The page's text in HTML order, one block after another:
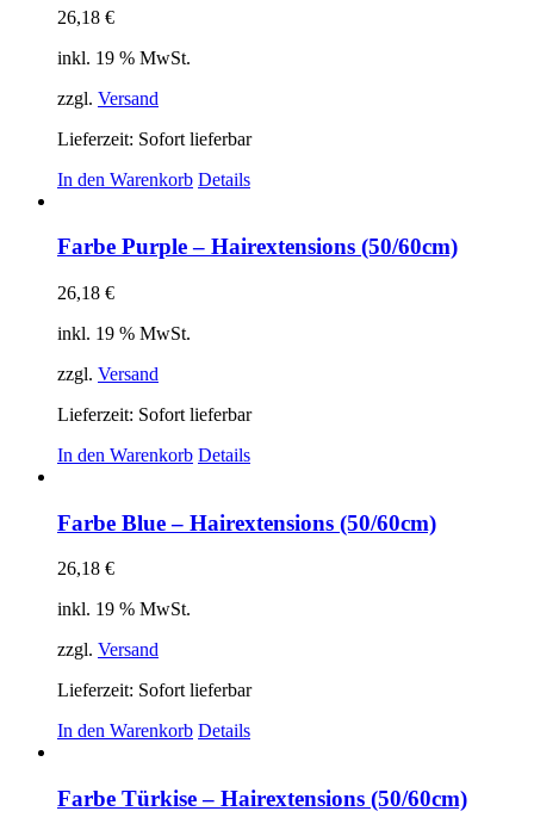
26,18 €
inkl. 19 % MwSt.
zzgl. Versand
Lieferzeit: Sofort lieferbar
In den Warenkorb Details
Farbe Purple – Hairextensions (50/60cm)
26,18 €
inkl. 19 % MwSt.
zzgl. Versand
Lieferzeit: Sofort lieferbar
In den Warenkorb Details
Farbe Blue – Hairextensions (50/60cm)
26,18 €
inkl. 19 % MwSt.
zzgl. Versand
Lieferzeit: Sofort lieferbar
In den Warenkorb Details
Farbe Türkise – Hairextensions (50/60cm)